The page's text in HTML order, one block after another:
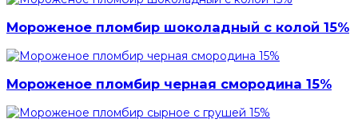
Мороженое пломбир шоколадный с колой 15%
Мороженое пломбир черная смородина 15%